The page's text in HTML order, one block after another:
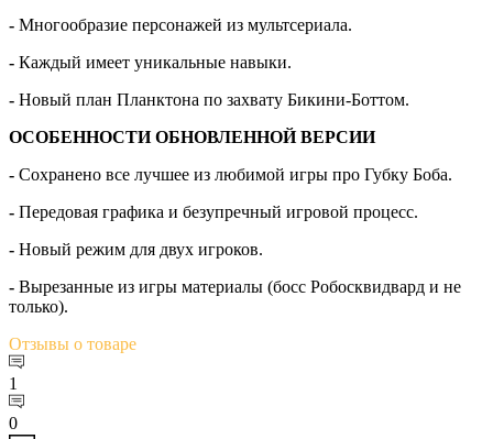
- Многообразие персонажей из мультсериала.
- Каждый имеет уникальные навыки.
- Новый план Планктона по захвату Бикини-Боттом.
ОСОБЕННОСТИ ОБНОВЛЕННОЙ ВЕРСИИ
- Сохранено все лучшее из любимой игры про Губку Боба.
- Передовая графика и безупречный игровой процесс.
- Новый режим для двух игроков.
- Вырезанные из игры материалы (босс Робосквидвард и не
только).
Отзывы о товаре
1
0